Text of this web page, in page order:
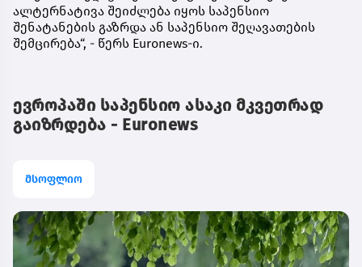
ალტერნატივა შეიძლება იყოს საპენსიო
შენატანების გაზრდა ან საპენსიო შეღავათების
შემცირება“, - წერს Euronews-ი.
ევროპაში საპენსიო ასაკი მკვეთრად
გაიზრდება - Euronews
მსოფლიო